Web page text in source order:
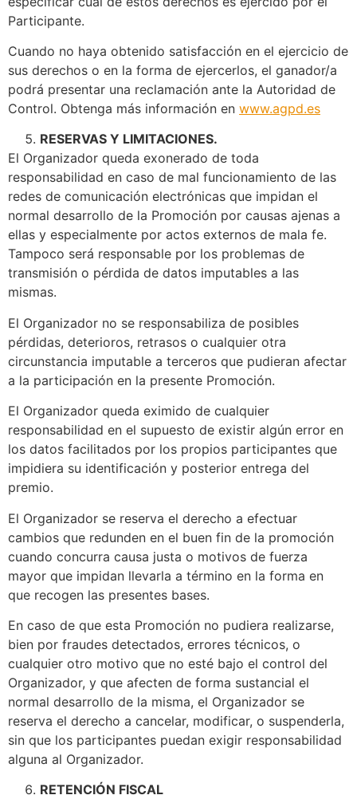
Participante.
Cuando no haya obtenido satisfacción en el ejercicio de
sus derechos o en la forma de ejercerlos, el ganador/a
podrá presentar una reclamación ante la Autoridad de
Control. Obtenga más información en www.agpd.es
RESERVAS Y LIMITACIONES.
El Organizador queda exonerado de toda
responsabilidad en caso de mal funcionamiento de las
redes de comunicación electrónicas que impidan el
normal desarrollo de la Promoción por causas ajenas a
ellas y especialmente por actos externos de mala fe.
Tampoco será responsable por los problemas de
transmisión o pérdida de datos imputables a las
mismas.
El Organizador no se responsabiliza de posibles
pérdidas, deterioros, retrasos o cualquier otra
circunstancia imputable a terceros que pudieran afectar
a la participación en la presente Promoción.
El Organizador queda eximido de cualquier
responsabilidad en el supuesto de existir algún error en
los datos facilitados por los propios participantes que
impidiera su identificación y posterior entrega del
premio.
El Organizador se reserva el derecho a efectuar
cambios que redunden en el buen fin de la promoción
cuando concurra causa justa o motivos de fuerza
mayor que impidan llevarla a término en la forma en
que recogen las presentes bases.
En caso de que esta Promoción no pudiera realizarse,
bien por fraudes detectados, errores técnicos, o
cualquier otro motivo que no esté bajo el control del
Organizador, y que afecten de forma sustancial el
normal desarrollo de la misma, el Organizador se
reserva el derecho a cancelar, modificar, o suspenderla,
sin que los participantes puedan exigir responsabilidad
alguna al Organizador.
RETENCIÓN FISCAL